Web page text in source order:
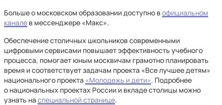
Больше о московском образовании доступно в официальном
канале в мессенджере «Макс».
Обеспечение столичных школьников современными
цифровыми сервисами повышает эффективность учебного
процесса, помогает юным москвичам грамотно планировать
время и соответствует задачам проекта «Все лучшее детям»
национального проекта «Молодежь и дети». Подробнее
о национальных проектах России и вкладе столицы можно
узнать на специальной странице.